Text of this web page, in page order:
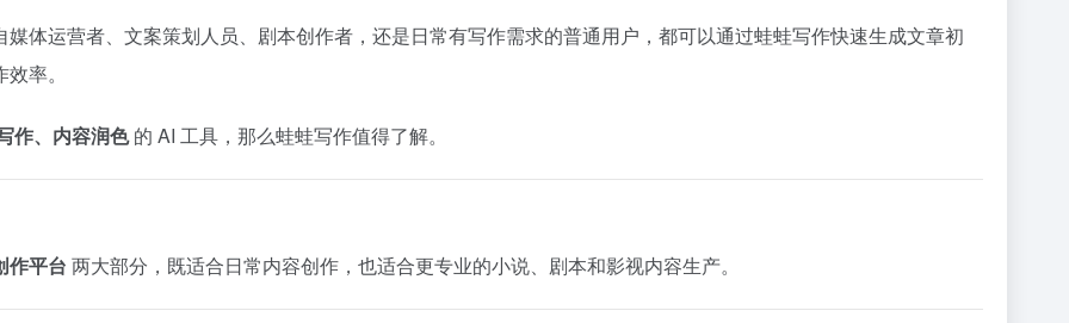
体运营者、文案策划人员、剧本创作者，还是日常有写作需求的普通用户，都可以通过蛙蛙写作快速生成文章初
率。
作、内容润色的 AI 工具，那么蛙蛙写作值得了解。
作平台 两大部分，既适合日常内容创作，也适合更专业的小说、剧本和影视内容生产。